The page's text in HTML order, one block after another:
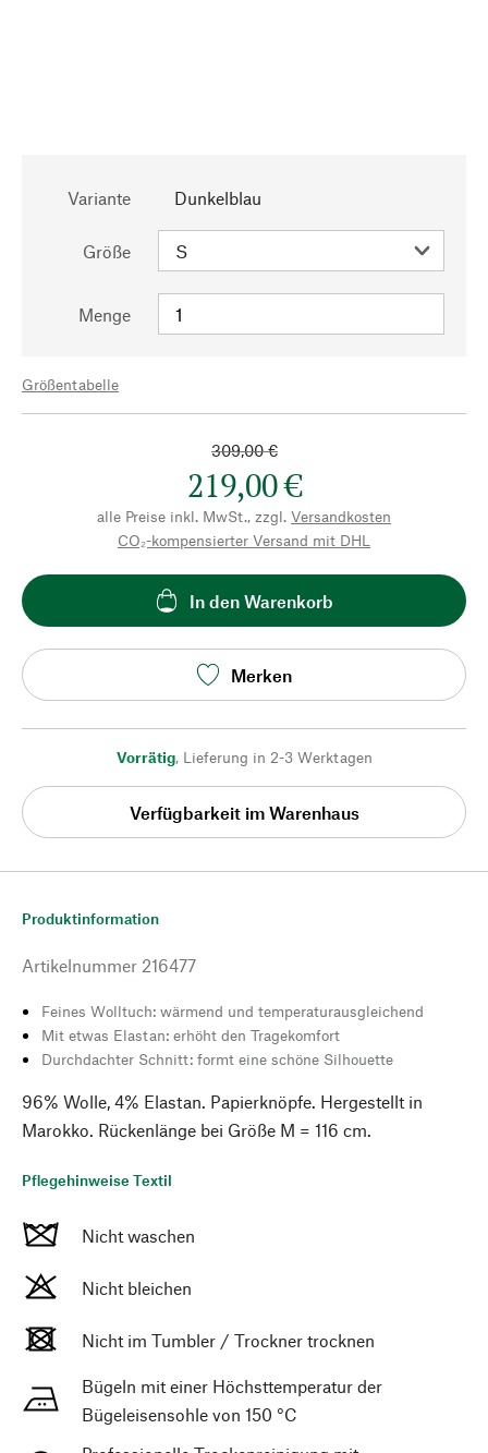
Variante Dunkelblau
Größe
Menge
Größentabelle
309,00 €
219,00 €
alle Preise inkl. MwSt., zzgl. Versandkosten
CO₂-kompensierter Versand mit DHL
In den Warenkorb
Merken
Vorrätig, Lieferung in 2-3 Werktagen
Verfügbarkeit im Warenhaus
Produktinformation
Artikelnummer 216477
Feines Wolltuch: wärmend und temperaturausgleichend
Mit etwas Elastan: erhöht den Tragekomfort
Durchdachter Schnitt: formt eine schöne Silhouette
96% Wolle, 4% Elastan. Papierknöpfe. Hergestellt in
Marokko. Rückenlänge bei Größe M = 116 cm.
Pflegehinweise Textil
Nicht waschen
Nicht bleichen
Nicht im Tumbler / Trockner trocknen
Bügeln mit einer Höchsttemperatur der
Bügeleisensohle von 150 °C